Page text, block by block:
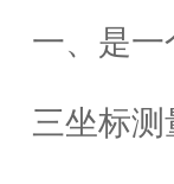
一、是
三坐标